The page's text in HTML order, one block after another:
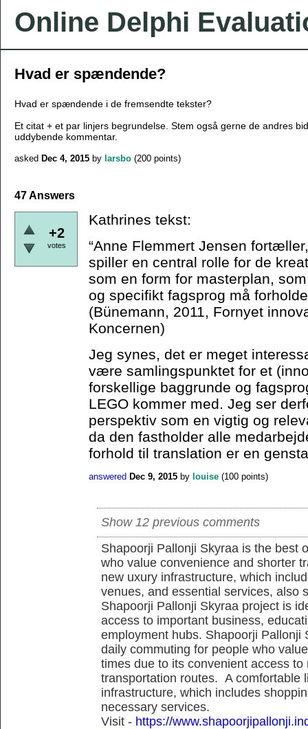
Online Delphi
Hvad er spændende?
Hvad er spændende i de fremsendte tekster?
Et citat + et par linjers begrundelse. Stem også gerne de andres
uddybende kommentar.
asked Dec 4, 2015 by larsbo (200 points)
47 Answers
+2
votes
Kathrines tekst:
“Anne Flemmert Jensen
spiller en central rolle for de
som en form for masterplan,
og specifikt fagsprog må
(Bünemann, 2011, Fornyet
Koncernen)
Jeg synes, det er meget
være samlingspunktet for et
forskellige baggrunde og
LEGO kommer med. Jeg ser
perspektiv som en vigtig og
da den fastholder alle
forhold til translation er en
answered Dec 9, 2015 by louise (100 points)
Show 12 previous comments
Shapoorji Pallonji Skyraa is the best
who value convenience and shorter
new uxury infrastructure, which
venues, and essential services, also
Shapoorji Pallonji Skyraa project is
access to important business,
employment hubs. Shapoorji Pallonji
daily commuting for people who
times due to its convenient access
transportation routes. A comfortable
infrastructure, which includes
necessary services.
Visit - https://